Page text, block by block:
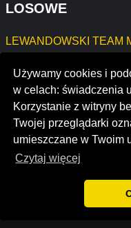
Używamy cookies i
w celach: świadczenia
Korzystanie z witryny
Twojej przeglądarki
umieszczane w Twoim
Czytaj więcej
LOSOWE
LEWANDOWSKI TEAM
PPHU ŁUKASZ
white lotus group
chemistry in place
rex sealing and packing
© 2022 Opinie
granicą.